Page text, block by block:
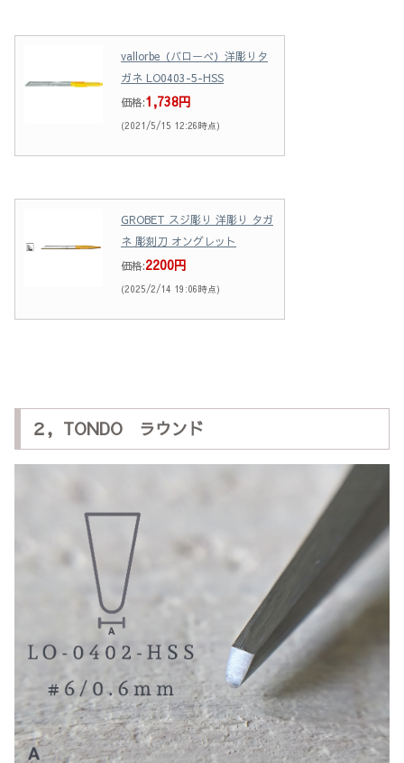
vallorbe（バローべ）洋彫りタ
ガネ LO0403-5-HSS
価格:1,738円
(2021/5/15 12:26時点)
GROBET スジ彫り 洋彫り タガ
ネ 彫刻刀 オングレット
価格:2200円
(2025/2/14 19:06時点)
２，TONDO ラウンド